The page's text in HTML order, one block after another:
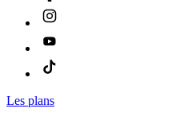
Les plans